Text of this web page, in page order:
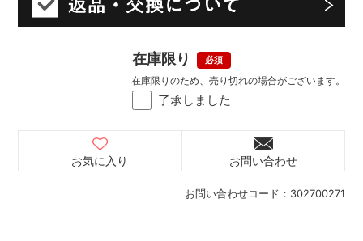
お問い合わせコード： 302700271
在庫限り
了承しました
在庫限りのため、売り切れの場合がございます。
お気に入り お問い合わせ